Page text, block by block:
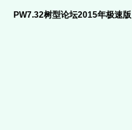
PW7.32树型论坛2015年极速版